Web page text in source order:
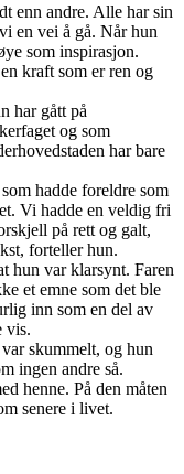
enn andre. Alle har sin
en vei å gå. Når hun
som inspirasjon.
kraft som er ren og
har gått på
og som
har bare
hadde foreldre som
Vi hadde en veldig fri
på rett og galt,
forteller hun.
hun var klarsynt. Faren
et emne som det ble
inn som en del av
vis.
skummelt, og hun
ingen andre så.
henne. På den måten
senere i livet.